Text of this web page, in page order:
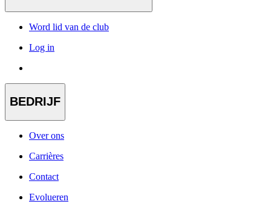
Word lid van de club
Log in
BEDRIJF
Over ons
Carrières
Contact
Evolueren